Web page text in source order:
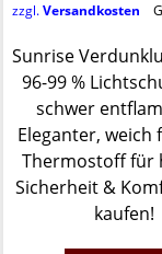
zzgl.Versandkosten
Sunrise
96-99 %
schwer
Eleganter, weich
Thermostoff für
Sicherheit &
kaufen!